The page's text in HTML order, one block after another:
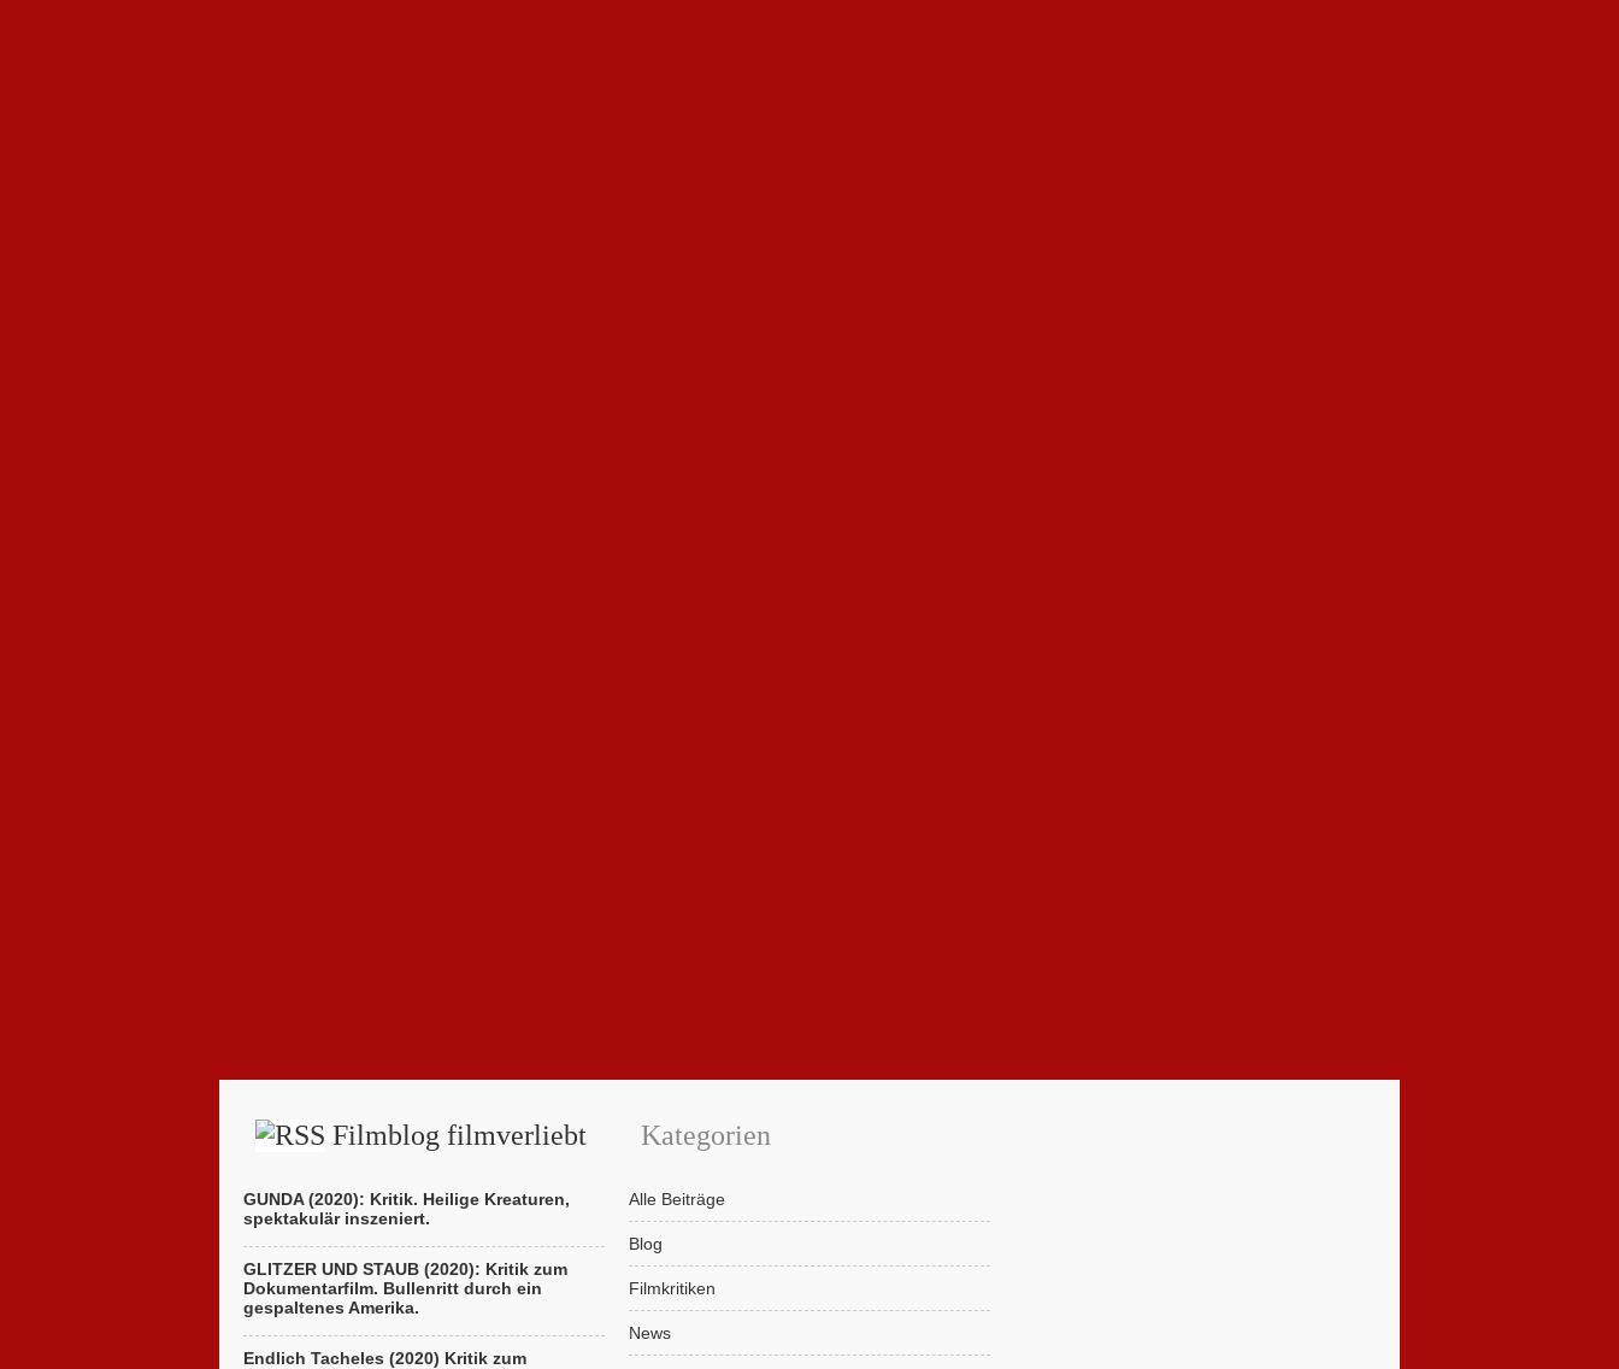
Filmblog filmverliebt
GUNDA (2020): Kritik. Heilige Kreaturen,
spektakulär inszeniert.
GLITZER UND STAUB (2020): Kritik zum
Dokumentarfilm. Bullenritt durch ein
gespaltenes Amerika.
Endlich Tacheles (2020) Kritik zum
Kategorien
Alle Beiträge
Blog
Filmkritiken
News